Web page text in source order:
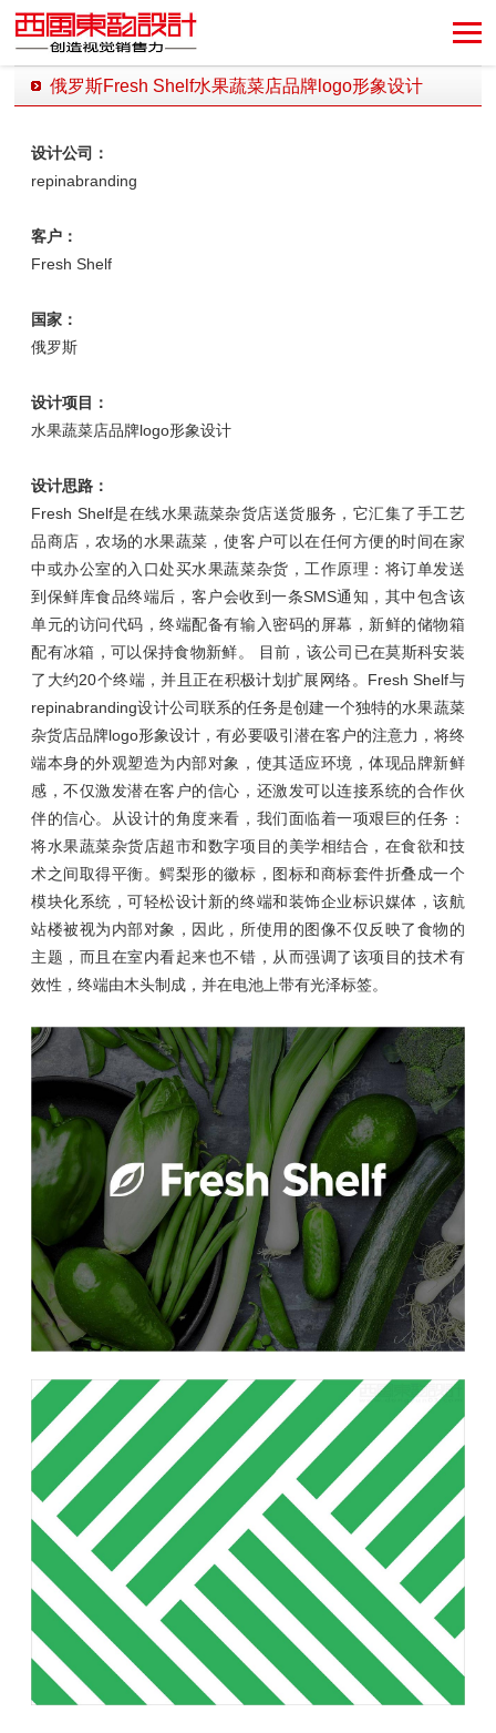
俄罗斯Fresh Shelf水果蔬菜店品牌logo形象设计
设计公司：
repinabranding
客户：
Fresh Shelf
国家：
俄罗斯
设计项目：
水果蔬菜店品牌logo形象设计
设计思路：
Fresh Shelf是在线水果蔬菜杂货店送货服务，它汇集了手工艺
品商店，农场的水果蔬菜，使客户可以在任何方便的时间在家
中或办公室的入口处买水果蔬菜杂货，工作原理：将订单发送
到保鲜库食品终端后，客户会收到一条SMS通知，其中包含该
单元的访问代码，终端配备有输入密码的屏幕，新鲜的储物箱
配有冰箱，可以保持食物新鲜。 目前，该公司已在莫斯科安装
了大约20个终端，并且正在积极计划扩展网络。Fresh Shelf与
repinabranding设计公司联系的任务是创建一个独特的水果蔬菜
杂货店品牌logo形象设计，有必要吸引潜在客户的注意力，将终
端本身的外观塑造为内部对象，使其适应环境，体现品牌新鲜
感，不仅激发潜在客户的信心，还激发可以连接系统的合作伙
伴的信心。从设计的角度来看，我们面临着一项艰巨的任务：
将水果蔬菜杂货店超市和数字项目的美学相结合，在食欲和技
术之间取得平衡。鳄梨形的徽标，图标和商标套件折叠成一个
模块化系统，可轻松设计新的终端和装饰企业标识媒体，该航
站楼被视为内部对象，因此，所使用的图像不仅反映了食物的
主题，而且在室内看起来也不错，从而强调了该项目的技术有
效性，终端由木头制成，并在电池上带有光泽标签。